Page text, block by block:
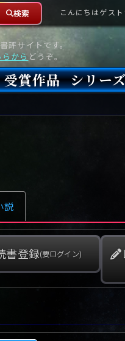
評サイトです。
らから どうぞ。
検索 こんにちはゲスト
受賞作品 シリー
説
書登録(要ログイン)